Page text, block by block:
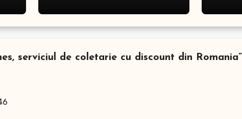
serviciul de coletarie cu discount din Romania”